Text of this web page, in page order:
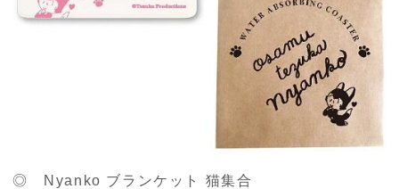
◎ Nyanko ブランケット 猫集合